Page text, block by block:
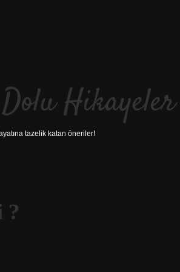
Hikayeler
tazelik katan öneriler!
?